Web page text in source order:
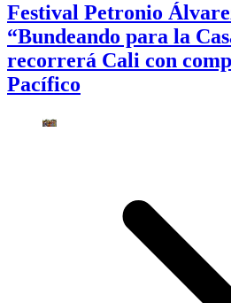
Festival Petronio
“Bundeando para la
recorrerá Cali con
Pacífico